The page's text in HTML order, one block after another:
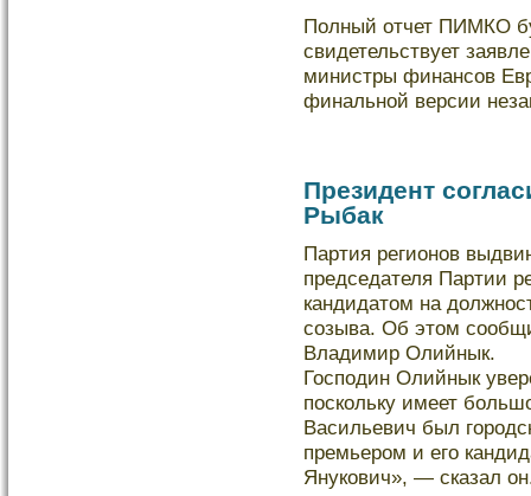
Полный отчет ПИМКО
свидетельствует
министры финансов
финальной версии
Президент
Рыбак
Партия регионов
председателя Партии
кандидатом на
созыва. Об этом
Владимир Олийнык.
Господин Олийнык
поскольку имеет
Васильевич был
премьером и его
Янукович», — сказал